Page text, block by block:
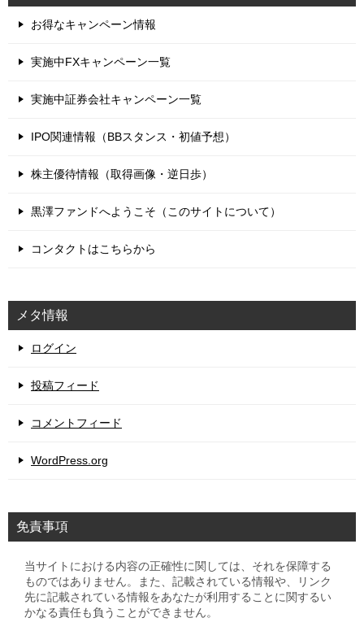
お得なキャンペーン情報
実施中FXキャンペーン一覧
実施中証券会社キャンペーン一覧
IPO関連情報（BBスタンス・初値予想）
株主優待情報（取得画像・逆日歩）
黒澤ファンドへようこそ（このサイトについて）
コンタクトはこちらから
メタ情報
ログイン
投稿フィード
コメントフィード
WordPress.org
免責事項
当サイトにおける内容の正確性に関しては、それを保障する
ものではありません。また、記載されている情報や、リンク
先に記載されている情報をあなたが利用することに関するい
かなる責任も負うことができません。